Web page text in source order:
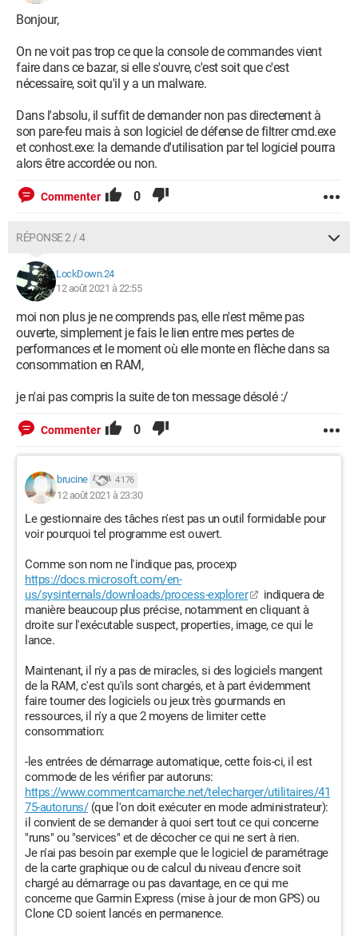
Bonjour,
On ne voit pas trop ce que la console de commandes vient
faire dans ce bazar, si elle s'ouvre, c'est soit que c'est
nécessaire, soit qu'il y a un malware.
Dans l'absolu, il suffit de demander non pas directement à
son pare-feu mais à son logiciel de défense de filtrer cmd.exe
et conhost.exe: la demande d'utilisation par tel logiciel pourra
alors être accordée ou non.
Commenter 0
RÉPONSE 2 / 4
LockDown.24
12 août 2021 à 22:55
moi non plus je ne comprends pas, elle n'est même pas
ouverte, simplement je fais le lien entre mes pertes de
performances et le moment où elle monte en flèche dans sa
consommation en RAM,
je n'ai pas compris la suite de ton message désolé :/
Commenter 0
brucine 4 176
12 août 2021 à 23:30
Le gestionnaire des tâches n'est pas un outil formidable pour
voir pourquoi tel programme est ouvert.
Comme son nom ne l'indique pas, procexp
https://docs.microsoft.com/en-
us/sysinternals/downloads/process-explorer
indiquera de
manière beaucoup plus précise, notamment en cliquant à
droite sur l'exécutable suspect, properties, image, ce qui le
lance.
Maintenant, il n'y a pas de miracles, si des logiciels mangent
de la RAM, c'est qu'ils sont chargés, et à part évidemment
faire tourner des logiciels ou jeux très gourmands en
ressources, il n'y a que 2 moyens de limiter cette
consommation:
-les entrées de démarrage automatique, cette fois-ci, il est
commode de les vérifier par autoruns:
https://www.commentcamarche.net/telecharger/utilitaires/41
75-autoruns/(que l'on doit exécuter en mode administrateur):
il convient de se demander à quoi sert tout ce qui concerne
"runs" ou "services" et de décocher ce qui ne sert à rien.
Je n'ai pas besoin par exemple que le logiciel de paramétrage
de la carte graphique ou de calcul du niveau d'encre soit
chargé au démarrage ou pas davantage, en ce qui me
concerne que Garmin Express (mise à jour de mon GPS) ou
Clone CD soient lancés en permanence.